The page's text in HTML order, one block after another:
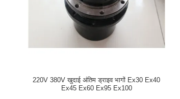
220V 380V खुदाई अंतिम ड्राइव भागों Ex30 Ex40
Ex45 Ex60 Ex95 Ex100